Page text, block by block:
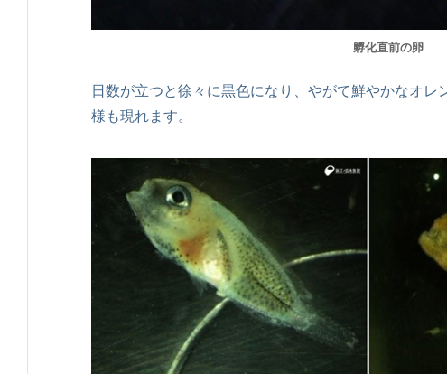
孵化直前の卵
日数が立つと徐々に黒色になり、やがて鮮やかなオレ
様も現れます。